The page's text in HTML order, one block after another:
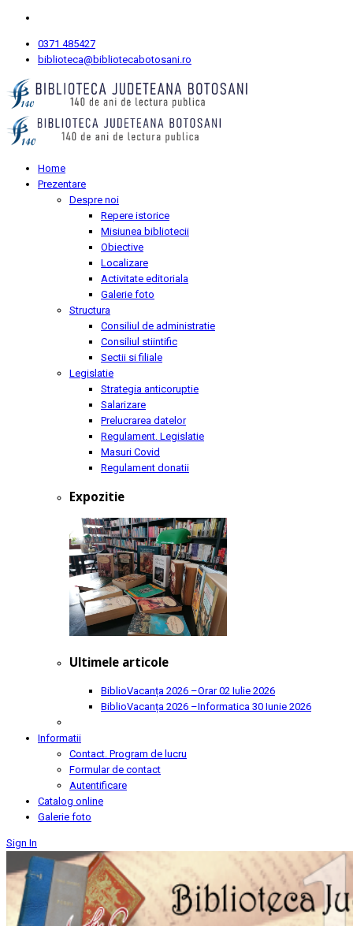
0371 485427
biblioteca@bibliotecabotosani.ro
Home
Prezentare
Despre noi
Repere istorice
Misiunea bibliotecii
Obiective
Localizare
Activitate editoriala
Galerie foto
Structura
Consiliul de administratie
Consiliul stiintific
Sectii si filiale
Legislatie
Strategia anticoruptie
Salarizare
Prelucrarea datelor
Regulament. Legislatie
Masuri Covid
Regulament donatii
Expozitie
Ultimele articole
BiblioVacanța 2026 –Orar02 Iulie 2026
BiblioVacanța 2026 –Informatica 30 Iunie 2026
Informatii
Contact. Program de lucru
Formular de contact
Autentificare
Catalog online
Galerie foto
Sign In